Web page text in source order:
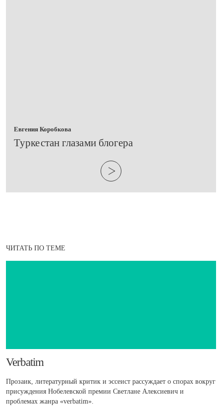
Евгения Коробкова
Туркестан глазами блогера
ЧИТАТЬ ПО ТЕМЕ
Verbatim
Прозаик, литературный критик и эссеист рассуждает о спорах вокруг
присуждения Нобелевской премии Светлане Алексиевич и
проблемах жанра «verbatim».